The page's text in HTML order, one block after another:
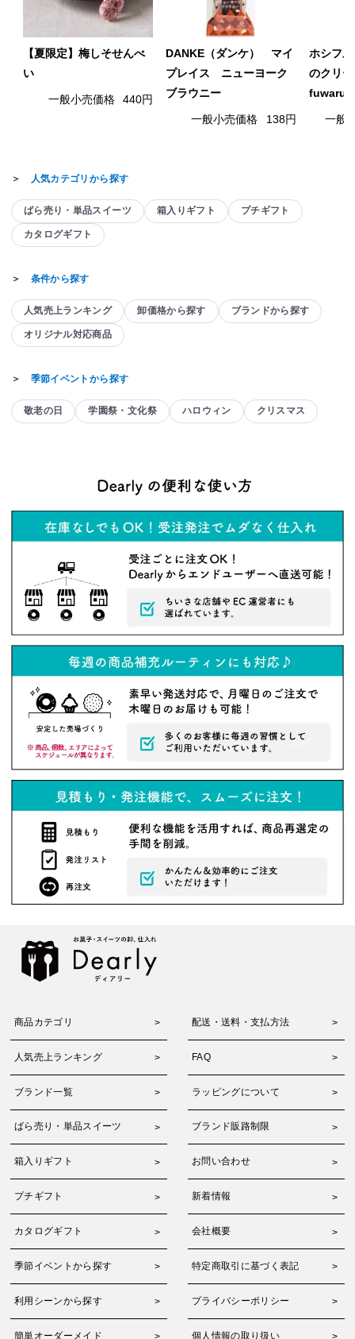
【夏限定】梅しそせんべ
い
一般小売価格 440円
DANKE（ダンケ） マイ
プレイス ニューヨーク
ブラウニー
一般小売価格 138円
ホシフ
のクリ
fuwaru
一般
＞ 人気カテゴリから探す
ばら売り・単品スイーツ 箱入りギフト プチギフト
カタログギフト
＞ 条件から探す
人気売上ランキング 卸価格から探す ブランドから探す
オリジナル対応商品
＞ 季節イベントから探す
敬老の日 学園祭・文化祭 ハロウィン クリスマス
商品カテゴリ 配送・送料・支払方法
人気売上ランキング FAQ
ブランド一覧 ラッピングについて
ばら売り・単品スイーツ ブランド販路制限
箱入りギフト お問い合わせ
プチギフト 新着情報
カタログギフト 会社概要
季節イベントから探す 特定商取引に基づく表記
利用シーンから探す プライバシーポリシー
簡単オーダーメイド 個人情報の取り扱い